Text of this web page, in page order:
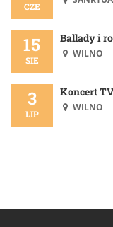
CZE
15
SIE
Ballady i
WILNO
3
LIP
Koncert
WILNO